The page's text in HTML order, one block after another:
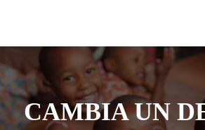
CAMBIA UN